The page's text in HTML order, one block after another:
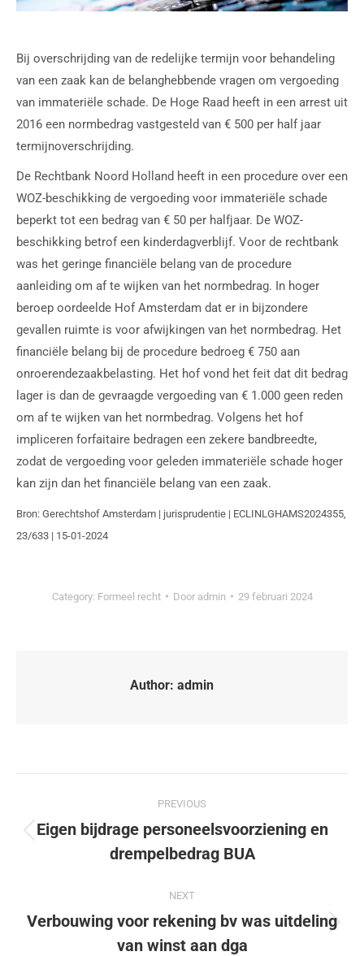
Bij overschrijding van de redelijke termijn voor behandeling
van een zaak kan de belanghebbende vragen om vergoeding
van immateriële schade. De Hoge Raad heeft in een arrest uit
2016 een normbedrag vastgesteld van € 500 per half jaar
termijnoverschrijding.
De Rechtbank Noord Holland heeft in een procedure over een
WOZ-beschikking de vergoeding voor immateriële schade
beperkt tot een bedrag van € 50 per halfjaar. De WOZ-
beschikking betrof een kinderdagverblijf. Voor de rechtbank
was het geringe financiële belang van de procedure
aanleiding om af te wijken van het normbedrag. In hoger
beroep oordeelde Hof Amsterdam dat er in bijzondere
gevallen ruimte is voor afwijkingen van het normbedrag. Het
financiële belang bij de procedure bedroeg € 750 aan
onroerendezaakbelasting. Het hof vond het feit dat dit bedrag
lager is dan de gevraagde vergoeding van € 1.000 geen reden
om af te wijken van het normbedrag. Volgens het hof
impliceren forfaitaire bedragen een zekere bandbreedte,
zodat de vergoeding voor geleden immateriële schade hoger
kan zijn dan het financiële belang van een zaak.
Bron: Gerechtshof Amsterdam | jurisprudentie | ECLINLGHAMS2024355,
23/633 | 15-01-2024
Category: Formeel recht Door admin 29 februari 2024
Author: admin
PREVIOUS
Eigen bijdrage personeelsvoorziening en
drempelbedrag BUA
NEXT
Verbouwing voor rekening bv was uitdeling
van winst aan dga